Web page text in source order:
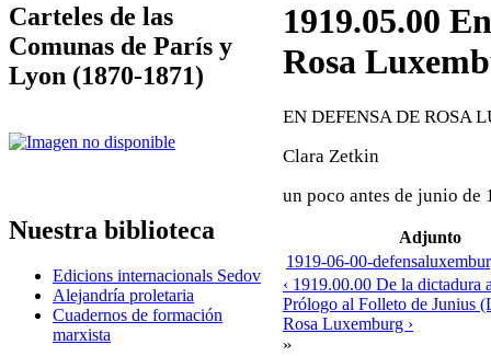
Carteles de las
Comunas de París y
Lyon (1870-1871)
Nuestra biblioteca
Edicions internacionals Sedov
Alejandría proletaria
Cuadernos de formación
marxista
1919.05.00
Rosa
EN DEFENSA DE ROSA
Clara Zetkin
un poco antes de junio de
Adjunto
1919-06-00-
‹ 1919.00.00 De la dictadura
Prólogo al Folleto de Junius
Rosa Luxemburg ›
»